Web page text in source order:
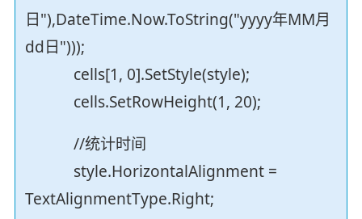
日"),DateTime.Now.ToString("yyyy年MM月
dd日")));
cells[1, 0].SetStyle(style);
cells.SetRowHeight(1, 20);
//统计时间
style.HorizontalAlignment =
TextAlignmentType.Right;